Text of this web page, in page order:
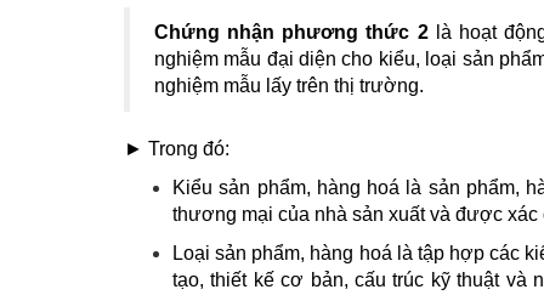
Chứng nhận phương thức 2là hoạt
nghiệm mẫu đại diện cho kiểu, loại sản
nghiệm mẫu lấy trên thị trường.
► Trong đó:
Kiểu sản phẩm, hàng hoá là sản phẩm,
thương mại của nhà sản xuất và được
Loại sản phẩm, hàng hoá là tập hợp các
tạo, thiết kế cơ bản, cấu trúc kỹ thuật và